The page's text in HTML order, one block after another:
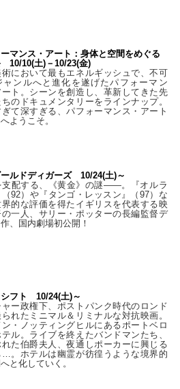
マンス・アート：身体と空間をめぐる
10/10(土)－10/23(金)
において最もエネルギッシュで、不可
ャンルへと進化を遂げたパフォーマン
ート。シーンを創造し、革新してきた先
のドキュメンタリーをラインナップ。
ぎて深すぎる、パフォーマンス・アート
ようこそ。
ルドディガーズ 10/24(土)～
支配する、《黄金》の謎――。『オルラ
92）や『タンゴ・レッスン』（97）な
界的な評価を得たイギリスを代表する映
一人、サリー・ポッターの長編監督デ
、国内劇場初公開！
フト 10/24(土)～
ー政権下、ポストパンク時代のロンド
れたミニマル＆リミナルな対抗映画。
ン・ノッティングヒルにあるポートベロ
ル。ライブを終えたバンドマンたち、
れた伯爵夫人、夜通しポーカーに興じる
…。ホテルは幽霊が彷徨うような境界的
と化していく。